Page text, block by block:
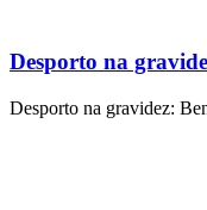
Desporto na
Desporto na gravidez: